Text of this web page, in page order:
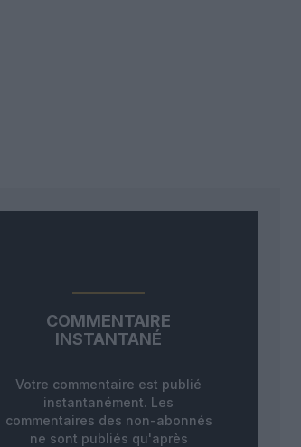
COMMENTAIRE
INSTANTANÉ
Votre commentaire est publié
instantanément. Les
commentaires des non-abonnés
ne sont publiés qu'après